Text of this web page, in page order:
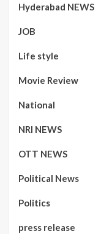
Hyderabad NEWS
JOB
Life style
Movie Review
National
NRI NEWS
OTT NEWS
Political News
Politics
press release